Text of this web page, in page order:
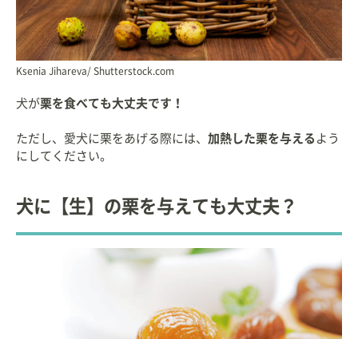
Ksenia Jihareva/ Shutterstock.com
犬が栗を食べても大丈夫です！
ただし、愛犬に栗をあげる際には、 加熱した栗を与える よう
にしてください。
犬に【生】の栗を与えても大丈夫？